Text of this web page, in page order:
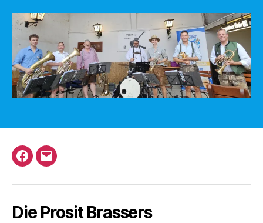
Facebook
E-
Die Prosit Brassers